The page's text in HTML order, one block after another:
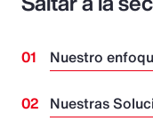
Nuestro
Nuestras